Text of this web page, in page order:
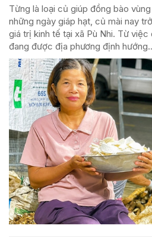
Từng là loại củ giúp đồng bào
những ngày giáp hạt, củ mài nay
giá trị kinh tế tại xã Pù Nhi. Từ
đang được địa phương định